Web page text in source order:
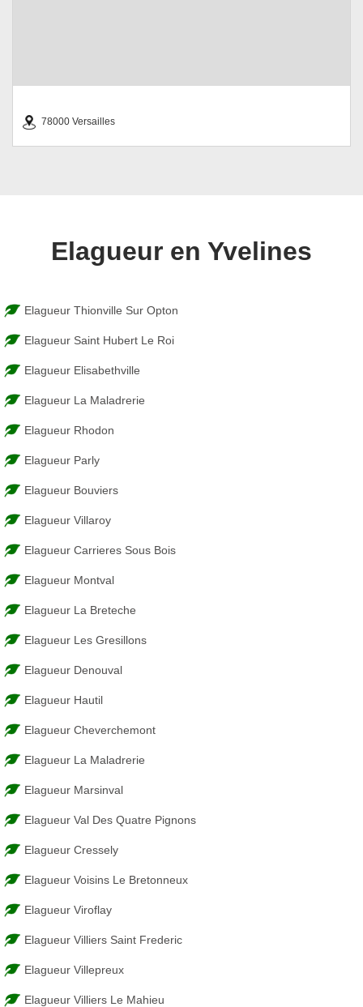
78000 Versailles
Elagueur en Yvelines
Elagueur Thionville Sur Opton
Elagueur Saint Hubert Le Roi
Elagueur Elisabethville
Elagueur La Maladrerie
Elagueur Rhodon
Elagueur Parly
Elagueur Bouviers
Elagueur Villaroy
Elagueur Carrieres Sous Bois
Elagueur Montval
Elagueur La Breteche
Elagueur Les Gresillons
Elagueur Denouval
Elagueur Hautil
Elagueur Cheverchemont
Elagueur La Maladrerie
Elagueur Marsinval
Elagueur Val Des Quatre Pignons
Elagueur Cressely
Elagueur Voisins Le Bretonneux
Elagueur Viroflay
Elagueur Villiers Saint Frederic
Elagueur Villepreux
Elagueur Villiers Le Mahieu